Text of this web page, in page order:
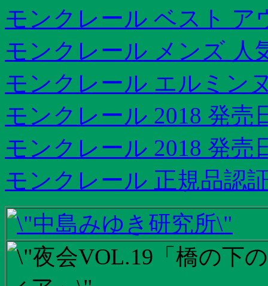
モンクレール ベスト ア
モンクレール メンズ 人
モンクレール エルミン
モンクレール 2018 発売
モンクレール 2018 発売
モンクレール 正規品認